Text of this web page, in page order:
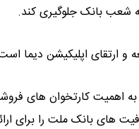
شعب بانک جلوگیری کند.
ارتقای اپلیکیشن دیما
های بانک ملت را برای